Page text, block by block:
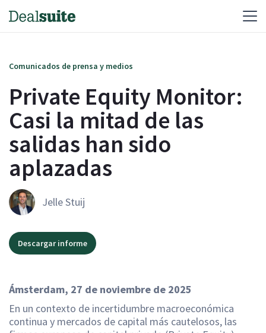
Comunicados de prensa y medios
Private Equity Monitor:
Casi la mitad de las
salidas han sido
aplazadas
Jelle Stuij
Descargar informe
Ámsterdam, 27 de noviembre de 2025
En un contexto de incertidumbre macroeconómica
continua y mercados de capital más cautelosos, las